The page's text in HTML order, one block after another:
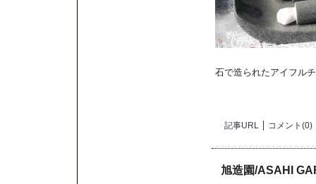
石で造られたアイフル
記事URL コメント(0)
旭造園/ASAHI